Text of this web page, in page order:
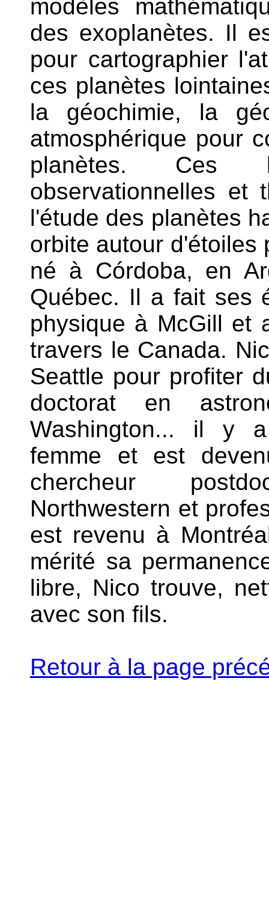
modèles
des exoplanètes. Il
pour cartographier
ces planètes
la géochimie, la
atmosphérique pour
planètes. Ces
observationnelles et
l'étude des planètes
orbite autour d'étoiles
né à Córdoba, en
Québec. Il a fait ses
physique à McGill et
travers le Canada.
Seattle pour profiter
doctorat en
Washington... il y
femme et est
chercheur
Northwestern et
est revenu à
mérité sa
libre, Nico trouve,
avec son fils.
Retour à la page